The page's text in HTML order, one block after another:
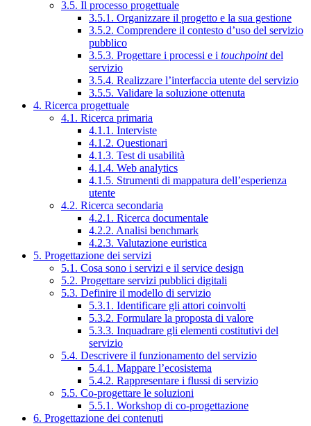
3.5. Il processo progettuale
3.5.1. Organizzare il progetto e la sua gestione
3.5.2. Comprendere il contesto d’uso del servizio
pubblico
3.5.3. Progettare i processi e i touchpointdel
servizio
3.5.4. Realizzare l’interfaccia utente del servizio
3.5.5. Validare la soluzione ottenuta
4. Ricerca progettuale
4.1. Ricerca primaria
4.1.1. Interviste
4.1.2. Questionari
4.1.3. Test di usabilità
4.1.4. Web analytics
4.1.5. Strumenti di mappatura dell’esperienza
utente
4.2. Ricerca secondaria
4.2.1. Ricerca documentale
4.2.2. Analisi benchmark
4.2.3. Valutazione euristica
5. Progettazione dei servizi
5.1. Cosa sono i servizi e il service design
5.2. Progettare servizi pubblici digitali
5.3. Definire il modello di servizio
5.3.1. Identificare gli attori coinvolti
5.3.2. Formulare la proposta di valore
5.3.3. Inquadrare gli elementi costitutivi del
servizio
5.4. Descrivere il funzionamento del servizio
5.4.1. Mappare l’ecosistema
5.4.2. Rappresentare i flussi di servizio
5.5. Co-progettare le soluzioni
5.5.1. Workshop di co-progettazione
6. Progettazione dei contenuti